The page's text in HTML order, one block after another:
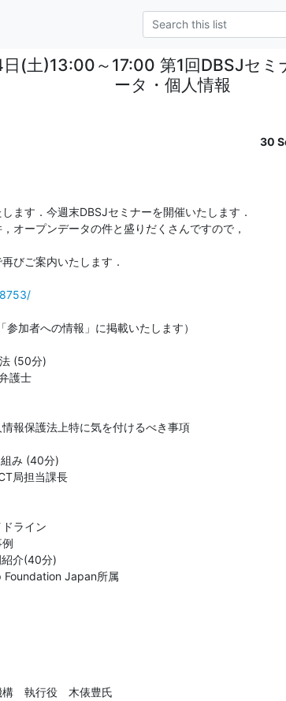
(土)13:00～17:00 第1回DBSJセミ
ータ・個人情報
30
ます．今週末DBSJセミナーを開催いたします．
オープンデータの件と盛りだくさんですので，
びご案内いたします．
加者への情報」に掲載いたします）
(50分)
護士
報保護法上特に気を付けるべき事項
み (40分)
局担当課長
ライン
介(40分)
Japan所属
　執行役　木俵豊氏